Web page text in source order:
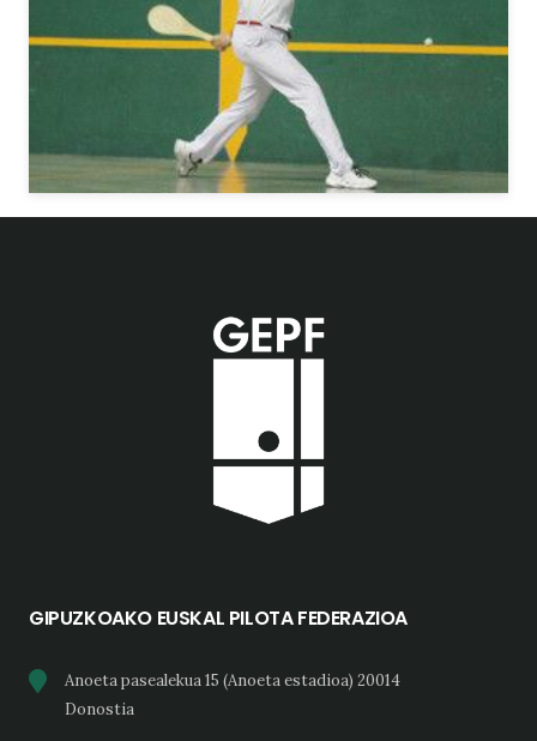
GIPUZKOAKO EUSKAL PILOTA FEDERAZIOA
Anoeta pasealekua 15 (Anoeta estadioa) 20014
Donostia